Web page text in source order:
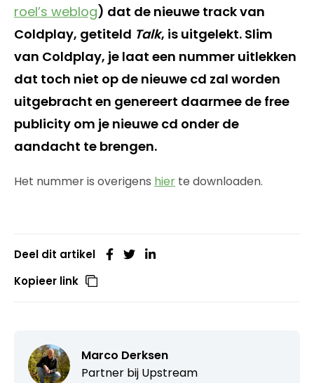
roel’s weblog) dat de nieuwe track van
Coldplay, getiteld Talk, is uitgelekt. Slim
van Coldplay, je laat een nummer uitlekken
dat toch niet op de nieuwe cd zal worden
uitgebracht en genereert daarmee de free
publicity om je nieuwe cd onder de
aandacht te brengen.
Het nummer is overigens hier te downloaden.
Deel dit artikel
Kopieer link
Marco Derksen
Partner bij Upstream